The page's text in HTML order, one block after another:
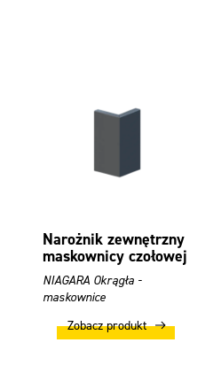
Narożnik zewnętrzny
maskownicy czołowej
NIAGARA Okrągła -
maskownice
Zobacz produkt